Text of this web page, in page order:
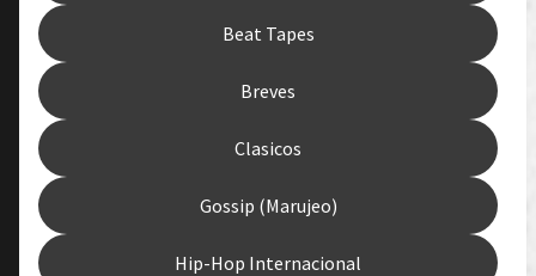
Beat Tapes
Breves
Clasicos
Gossip (Marujeo)
Hip-Hop Internacional